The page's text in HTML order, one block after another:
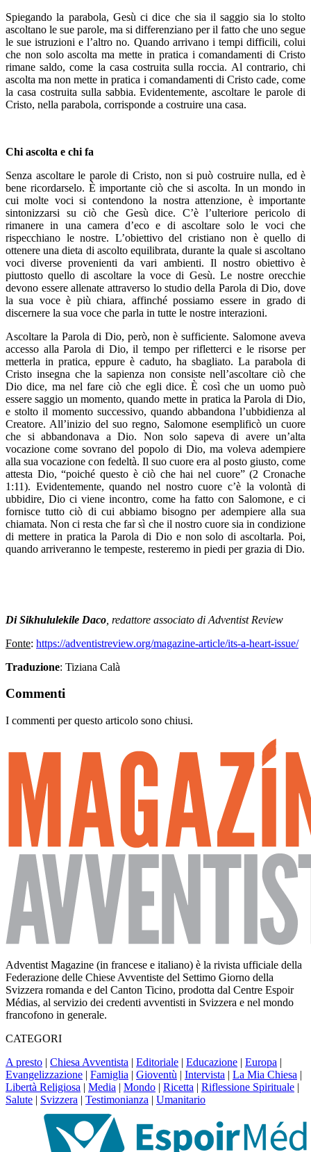
Spiegando la parabola, Gesù ci dice che sia il saggio sia lo stolto
ascoltano le sue parole, ma si differenziano per il fatto che uno segue
le sue istruzioni e l’altro no. Quando arrivano i tempi difficili, colui
che non solo ascolta ma mette in pratica i comandamenti di Cristo
rimane saldo, come la casa costruita sulla roccia. Al contrario, chi
ascolta ma non mette in pratica i comandamenti di Cristo cade, come
la casa costruita sulla sabbia. Evidentemente, ascoltare le parole di
Cristo, nella parabola, corrisponde a costruire una casa.
Chi ascolta e chi fa
Senza ascoltare le parole di Cristo, non si può costruire nulla, ed è
bene ricordarselo. È importante ciò che si ascolta. In un mondo in
cui molte voci si contendono la nostra attenzione, è importante
sintonizzarsi su ciò che Gesù dice. C’è l’ulteriore pericolo di
rimanere in una camera d’eco e di ascoltare solo le voci che
rispecchiano le nostre. L’obiettivo del cristiano non è quello di
ottenere una dieta di ascolto equilibrata, durante la quale si ascoltano
voci diverse provenienti da vari ambienti. Il nostro obiettivo è
piuttosto quello di ascoltare la voce di Gesù. Le nostre orecchie
devono essere allenate attraverso lo studio della Parola di Dio, dove
la sua voce è più chiara, affinché possiamo essere in grado di
discernere la sua voce che parla in tutte le nostre interazioni.
Ascoltare la Parola di Dio, però, non è sufficiente. Salomone aveva
accesso alla Parola di Dio, il tempo per rifletterci e le risorse per
metterla in pratica, eppure è caduto, ha sbagliato. La parabola di
Cristo insegna che la sapienza non consiste nell’ascoltare ciò che
Dio dice, ma nel fare ciò che egli dice. È così che un uomo può
essere saggio un momento, quando mette in pratica la Parola di Dio,
e stolto il momento successivo, quando abbandona l’ubbidienza al
Creatore. All’inizio del suo regno, Salomone esemplificò un cuore
che si abbandonava a Dio. Non solo sapeva di avere un’alta
vocazione come sovrano del popolo di Dio, ma voleva adempiere
alla sua vocazione con fedeltà. Il suo cuore era al posto giusto, come
attesta Dio, “poiché questo è ciò che hai nel cuore” (2 Cronache
1:11). Evidentemente, quando nel nostro cuore c’è la volontà di
ubbidire, Dio ci viene incontro, come ha fatto con Salomone, e ci
fornisce tutto ciò di cui abbiamo bisogno per adempiere alla sua
chiamata. Non ci resta che far sì che il nostro cuore sia in condizione
di mettere in pratica la Parola di Dio e non solo di ascoltarla. Poi,
quando arriveranno le tempeste, resteremo in piedi per grazia di Dio.
Di Sikhululekile Daco , redattore associato di Adventist Review
Fonte: https://adventistreview.org/magazine-article/its-a-heart-issue/
Traduzione: Tiziana Calà
Commenti
I commenti per questo articolo sono chiusi.
Adventist Magazine (in francese e italiano) è la rivista ufficiale della
Federazione delle Chiese Avventiste del Settimo Giorno della
Svizzera romanda e del Canton Ticino, prodotta dal Centre Espoir
Médias, al servizio dei credenti avventisti in Svizzera e nel mondo
francofono in generale.
CATEGORI
A presto | Chiesa Avventista | Editoriale | Educazione | Europa |
Evangelizzazione | Famiglia | Gioventù | Intervista | La Mia Chiesa |
Libertà Religiosa | Media | Mondo | Ricetta | Riflessione Spirituale |
Salute | Svizzera | Testimonianza | Umanitario